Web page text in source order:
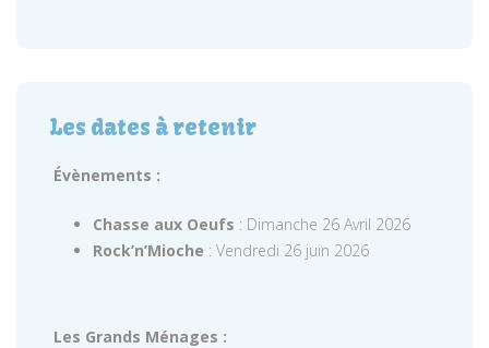
Les dates à retenir
Évènements :
Chasse aux Oeufs : Dimanche 26 Avril 2026
Rock’n’Mioche : Vendredi 26 juin 2026
Les Grands Ménages :